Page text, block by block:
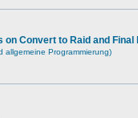
on Convert to Raid and Final
allgemeine Programmierung)